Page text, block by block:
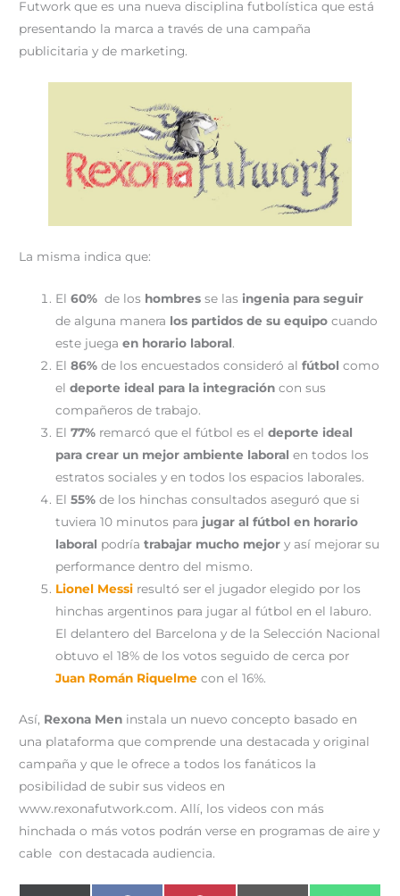
Futwork que es una nueva disciplina futbolística que está
presentando la marca a través de una campaña
publicitaria y de marketing.
La misma indica que:
El60% de los hombres se lasingenia para seguir
de alguna manera los partidos de su equipo cuando
este juegaen horario laboral.
El86% de los encuestados consideró alfútbolcomo
eldeporte ideal para la integracióncon sus
compañeros de trabajo.
El77% remarcó que el fútbol es eldeporte ideal
para crear un mejor ambiente laboral en todos los
estratos sociales y en todos los espacios laborales.
El 55%de los hinchas consultados aseguró que si
tuviera 10 minutos para jugar al fútbol en horario
laboral podríatrabajar mucho mejor y así mejorar su
performance dentro del mismo.
Lionel Messi resultó ser el jugador elegido por los
hinchas argentinos para jugar al fútbol en el laburo.
El delantero del Barcelona y de la Selección Nacional
obtuvo el 18% de los votos seguido de cerca por
Juan Román Riquelme con el 16%.
Así, Rexona Men instala un nuevo concepto basado en
una plataforma que comprende una destacada y original
campaña y que le ofrece a todos los fanáticos la
posibilidad de subir sus videos en
www.rexonafutwork.com. Allí, los videos con más
hinchada o más votos podrán verse en programas de aire y
cable con destacada audiencia.